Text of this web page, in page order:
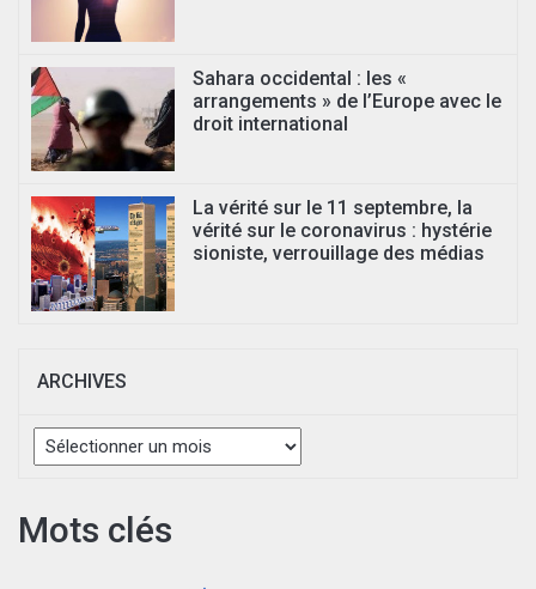
Sahara occidental : les «
arrangements » de l’Europe avec le
droit international
La vérité sur le 11 septembre, la
vérité sur le coronavirus : hystérie
sioniste, verrouillage des médias
ARCHIVES
Archives
Mots clés